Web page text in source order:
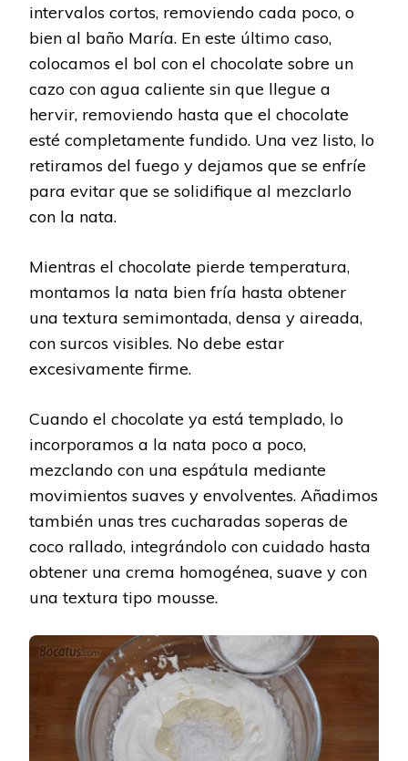
intervalos cortos, removiendo cada poco, o
bien al baño María. En este último caso,
colocamos el bol con el chocolate sobre un
cazo con agua caliente sin que llegue a
hervir, removiendo hasta que el chocolate
esté completamente fundido. Una vez listo, lo
retiramos del fuego y dejamos que se enfríe
para evitar que se solidifique al mezclarlo
con la nata.
Mientras el chocolate pierde temperatura,
montamos la nata bien fría hasta obtener
una textura semimontada, densa y aireada,
con surcos visibles. No debe estar
excesivamente firme.
Cuando el chocolate ya está templado, lo
incorporamos a la nata poco a poco,
mezclando con una espátula mediante
movimientos suaves y envolventes. Añadimos
también unas tres cucharadas soperas de
coco rallado, integrándolo con cuidado hasta
obtener una crema homogénea, suave y con
una textura tipo mousse.